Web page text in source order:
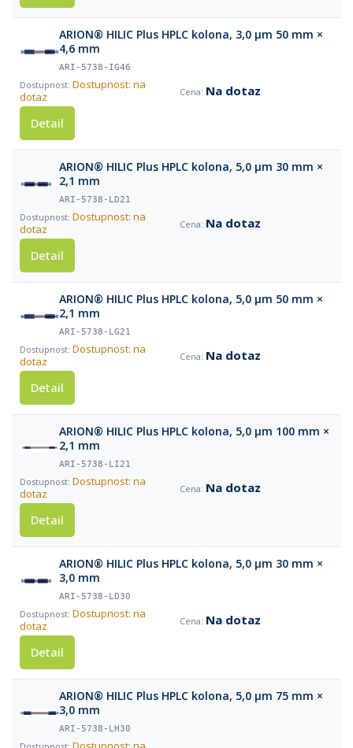
ARION® HILIC Plus HPLC kolona, 3,0 µm 50 mm ×
4,6 mm
ARI-5738-IG46
Dostupnost: na
dotaz
Na dotaz
Detail
ARION® HILIC Plus HPLC kolona, 5,0 µm 30 mm ×
2,1 mm
ARI-5738-LD21
Dostupnost: na
dotaz
Na dotaz
Detail
ARION® HILIC Plus HPLC kolona, 5,0 µm 50 mm ×
2,1 mm
ARI-5738-LG21
Dostupnost: na
dotaz
Na dotaz
Detail
ARION® HILIC Plus HPLC kolona, 5,0 µm 100 mm ×
2,1 mm
ARI-5738-LI21
Dostupnost: na
dotaz
Na dotaz
Detail
ARION® HILIC Plus HPLC kolona, 5,0 µm 30 mm ×
3,0 mm
ARI-5738-LD30
Dostupnost: na
dotaz
Na dotaz
Detail
ARION® HILIC Plus HPLC kolona, 5,0 µm 75 mm ×
3,0 mm
ARI-5738-LH30